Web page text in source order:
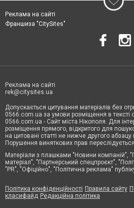
Реклама на сайті
Франшиза "CitySites"
Реклама на сайті
rek@citysites.ua
Допускається цитування матеріалів без
0566.com.ua за умови розміщення в тексті
0566.com.ua - Сайт міста Нікополя. Для
розміщення прямого, відкритого для
на цитовані статті не нижче другого
Порушення виняткових прав
Матеріали з плашками "Новини компаній",
матеріал", "Партнерський спецпроєкт",
"PR", "Офіційно", "Політична реклама"
Політика конфіденційності Правила сайту
класифайд Редакційна політика